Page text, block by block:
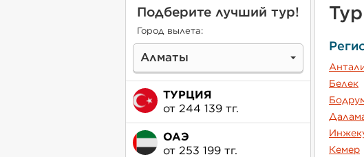
Подберите лучший тур!
Город вылета:
Алматы
ТУРЦИЯ
от 244 139 тг.
ОАЭ
от 253 199 тг.
Белек
Кемер